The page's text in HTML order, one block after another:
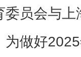
委员会与
做好2025